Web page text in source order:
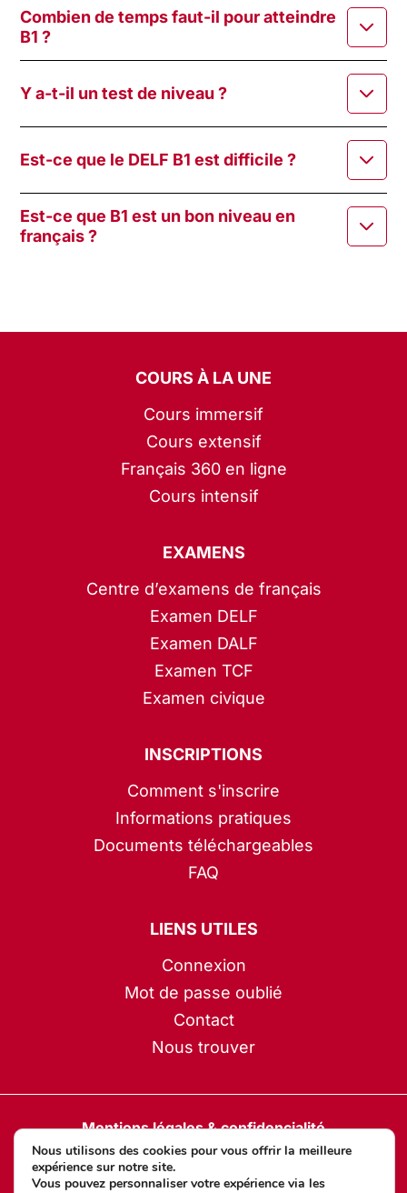
Combien de temps faut-il pour atteindre
B1 ?
Y a-t-il un test de niveau ?
Est-ce que le DELF B1 est difficile ?
Est-ce que B1 est un bon niveau en
français ?
COURS À LA UNE
Cours immersif
Cours extensif
Français 360 en ligne
Cours intensif
EXAMENS
Centre d’examens de français
Examen DELF
Examen DALF
Examen TCF
Examen civique
INSCRIPTIONS
Comment s'inscrire
Informations pratiques
Documents téléchargeables
FAQ
LIENS UTILES
Connexion
Mot de passe oublié
Contact
Nous trouver
Mentions légales & confidencialité
Préférences cookies
Conditions générales de vente
Nous utilisons des cookies pour vous offrir la meilleure
expérience sur notre site.
Vous pouvez personnaliser votre expérience via les